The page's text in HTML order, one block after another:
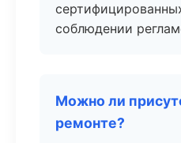
соблюдении
Можно ли
ремонте?